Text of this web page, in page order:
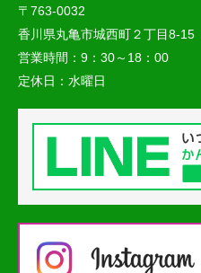
〒763-0032
香川県丸亀市城西町２丁目8-15
営業時間： 9：30～18：00
定休日： 水曜日